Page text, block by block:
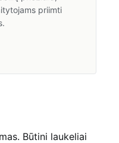
priimti
Būtini laukeliai